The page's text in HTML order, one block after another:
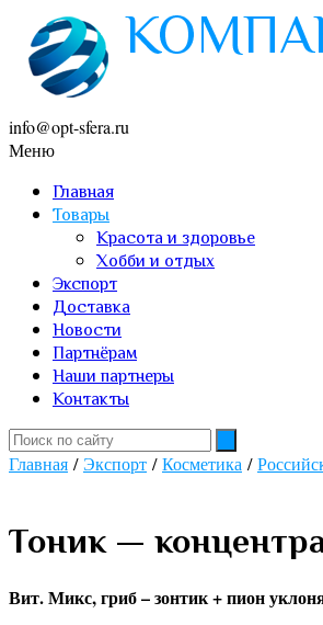
info@opt-sfera.ru
Меню
Главная
Товары
Красота и здоровье
Хобби и отдых
Экспорт
Доставка
Новости
Партнёрам
Наши партнеры
Контакты
Главная /Экспорт /Косметика /
Тоник —
Вит. Микс, гриб – зонтик + пион